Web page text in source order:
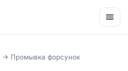
→ Промывка форсунок